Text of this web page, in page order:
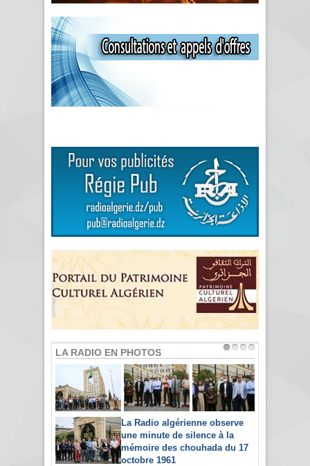
LA RADIO EN PHOTOS
La Radio algérienne observe
une minute de silence à la
mémoire des chouhada du 17
octobre 1961